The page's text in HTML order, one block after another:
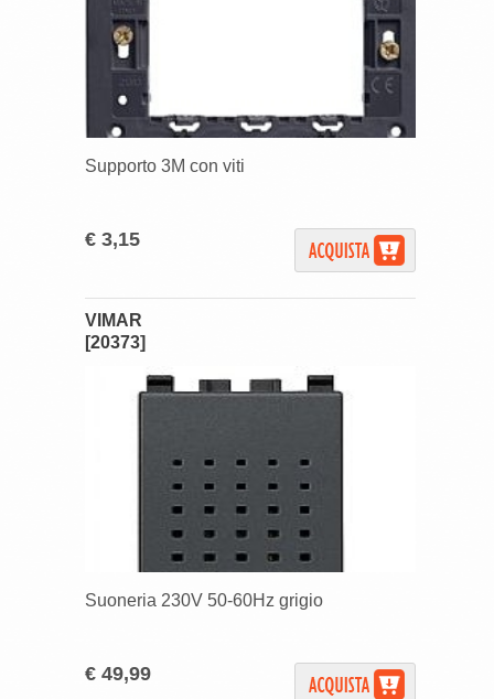
Supporto 3M con viti
€ 3,15
VIMAR
[20373]
Suoneria 230V 50-60Hz grigio
€ 49,99